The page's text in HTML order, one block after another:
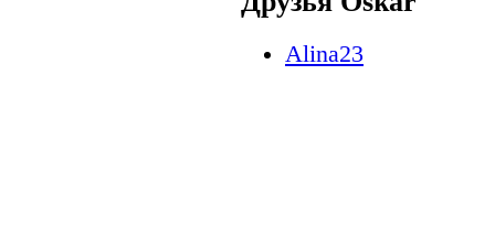
Alina23